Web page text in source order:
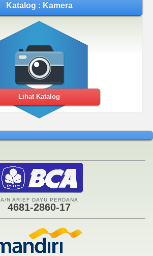
Katalog : Kamera
Lihat Katalog
A/N ARIEF DAYU PERDANA
4681-2860-17